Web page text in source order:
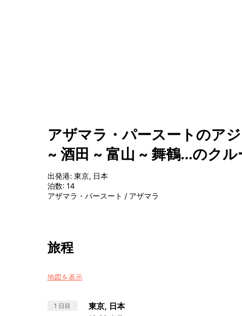
アザマラ・パースートのア
~ 酒田 ~ 富山 ~ 舞鶴...のクル
出発港: 東京, 日本
泊数: 14
アザマラ・パースート / アザマラ
旅程
地図を表示
1 日目 東京, 日本